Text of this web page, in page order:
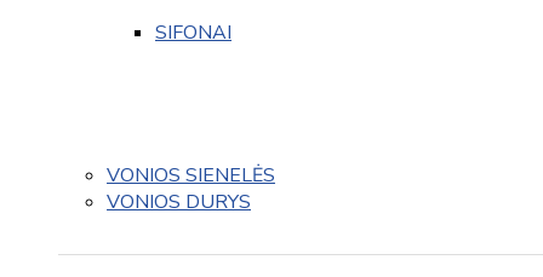
SIFONAI
VONIOS SIENELĖS
VONIOS DURYS